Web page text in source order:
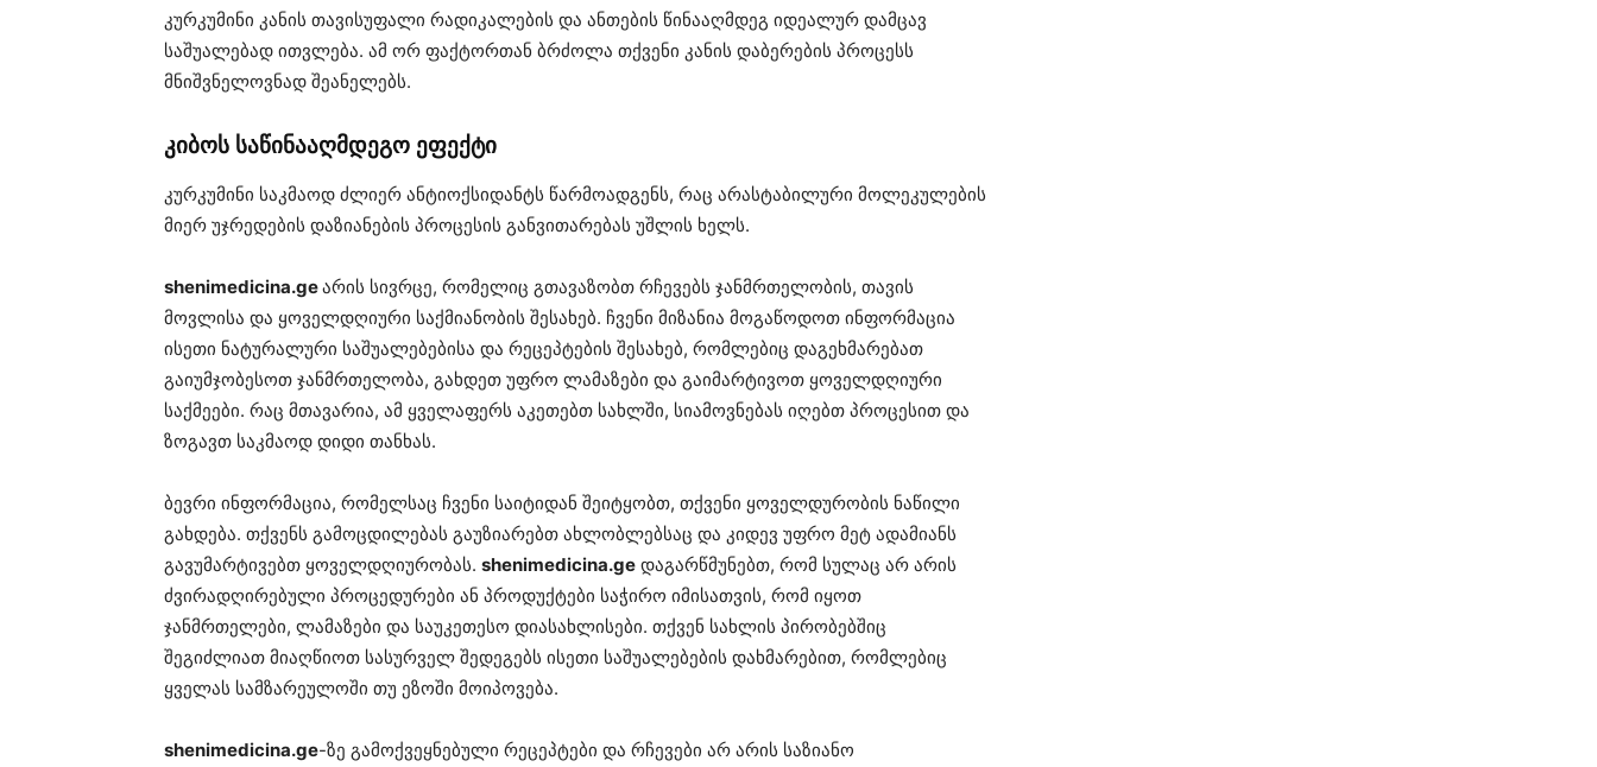
კურკუმინი კანის თავისუფალი რადიკალების და ანთების წინააღმდეგ იდეალურ დამცავ
საშუალებად ითვლება. ამ ორ ფაქტორთან ბრძოლა თქვენი კანის დაბერების პროცესს
მნიშვნელოვნად შეანელებს.
კიბოს საწინააღმდეგო ეფექტი
კურკუმინი საკმაოდ ძლიერ ანტიოქსიდანტს წარმოადგენს, რაც არასტაბილური მოლეკულების
მიერ უჯრედების დაზიანების პროცესის განვითარებას უშლის ხელს.
shenimedicina.geარის სივრცე, რომელიც გთავაზობთ რჩევებს ჯანმრთელობის, თავის
მოვლისა და ყოველდღიური საქმიანობის შესახებ. ჩვენი მიზანია მოგაწოდოთ ინფორმაცია
ისეთი ნატურალური საშუალებებისა და რეცეპტების შესახებ, რომლებიც დაგეხმარებათ
გაიუმჯობესოთ ჯანმრთელობა, გახდეთ უფრო ლამაზები და გაიმარტივოთ ყოველდღიური
საქმეები. რაც მთავარია, ამ ყველაფერს აკეთებთ სახლში, სიამოვნებას იღებთ პროცესით და
ზოგავთ საკმაოდ დიდი თანხას.
ბევრი ინფორმაცია, რომელსაც ჩვენი საიტიდან შეიტყობთ, თქვენი ყოველდურობის ნაწილი
გახდება. თქვენს გამოცდილებას გაუზიარებთ ახლობლებსაც და კიდევ უფრო მეტ ადამიანს
გავუმარტივებთ ყოველდღიურობას. shenimedicina.ge დაგარწმუნებთ, რომ სულაც არ არის
ძვირადღირებული პროცედურები ან პროდუქტები საჭირო იმისათვის, რომ იყოთ
ჯანმრთელები, ლამაზები და საუკეთესო დიასახლისები. თქვენ სახლის პირობებშიც
შეგიძლიათ მიაღწიოთ სასურველ შედეგებს ისეთი საშუალებების დახმარებით, რომლებიც
ყველას სამზარეულოში თუ ეზოში მოიპოვება.
shenimedicina.ge-ზე გამოქვეყნებული რეცეპტები და რჩევები არ არის საზიანო